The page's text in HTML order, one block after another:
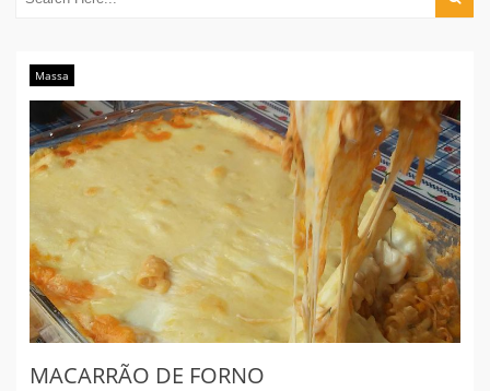
Massa
MACARRÃO DE FORNO